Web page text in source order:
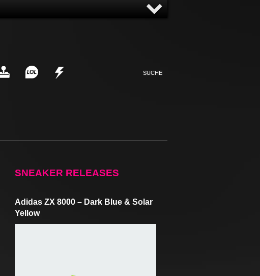
SNEAKER RELEASES
Adidas ZX 8000 – Dark Blue & Solar
Yellow